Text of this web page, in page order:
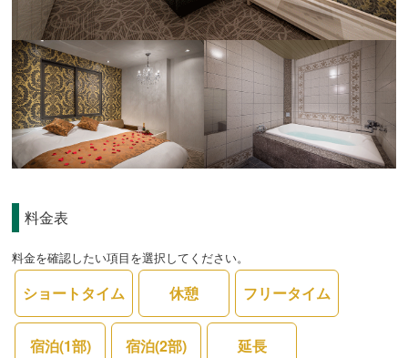
料金表
料金を確認したい項目を選択してください。
ショートタイム 休憩 フリータイム
宿泊(1部) 宿泊(2部) 延長